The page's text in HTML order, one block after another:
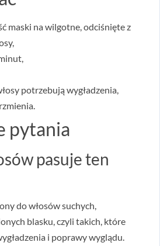
maski na wilgotne, odciśnięte z
potrzebują wygładzenia,
pytania
pasuje ten
do włosów suchych,
blasku, czyli takich, które
i poprawy wyglądu.